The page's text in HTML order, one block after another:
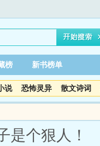
榜 新书榜单
说 恐怖灵异 散文诗词
是个狠人！